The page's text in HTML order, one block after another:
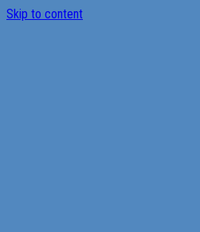
Skip to content